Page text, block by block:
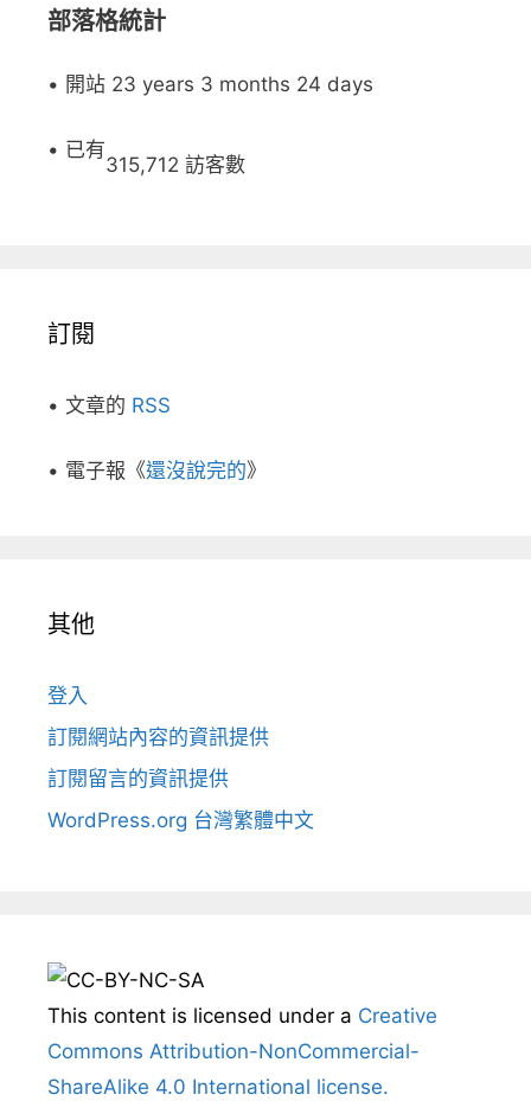
部落格統計
• 開站 23 years 3 months 24 days
• 已有
315,712 訪客數
訂閱
• 文章的 RSS
• 電子報《還沒說完的》
其他
登入
訂閱網站內容的資訊提供
訂閱留言的資訊提供
WordPress.org 台灣繁體中文
This content is licensed under a Creative
Commons Attribution-NonCommercial-
ShareAlike 4.0 International license.